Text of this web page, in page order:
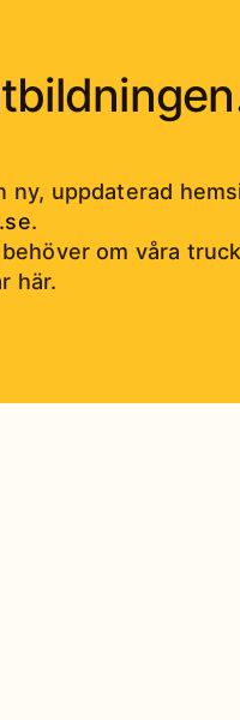
ny, uppdaterad
.
om våra
här.